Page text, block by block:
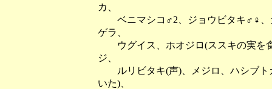
カ、
ベニマシコ♂2、ジョウビタキ♂♀、
ゲラ、
ウグイス、ホオジロ(ススキの実を
ジ、
ルリビタキ(声)、メジロ、ハシブト
いた)、